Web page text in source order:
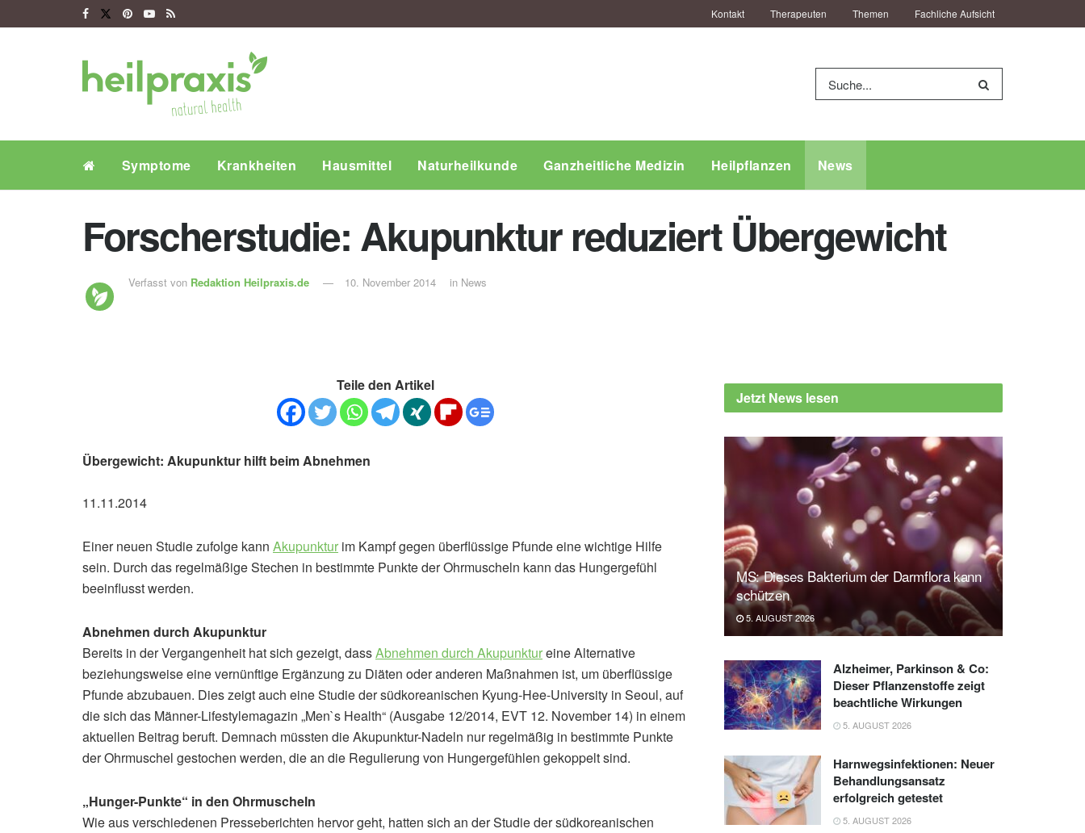
Kontakt Therapeuten Themen Fachliche Aufsicht
Symptome Krankheiten Hausmittel Naturheilkunde Ganzheitliche Medizin Heilpflanzen News
Forscherstudie: Akupunktur reduziert Übergewicht
Verfasst von Redaktion Heilpraxis.de 10. November 2014 in News
Teile den Artikel
Übergewicht: Akupunktur hilft beim Abnehmen
11.11.2014
Einer neuen Studie zufolge kann Akupunktur im Kampf gegen überflüssige Pfunde eine wichtige Hilfe
sein. Durch das regelmäßige Stechen in bestimmte Punkte der Ohrmuscheln kann das Hungergefühl
beeinflusst werden.
Abnehmen durch Akupunktur
Bereits in der Vergangenheit hat sich gezeigt, dassAbnehmen durch Akupunktureine Alternative
beziehungsweise eine vernünftige Ergänzung zu Diäten oder anderen Maßnahmen ist, um überflüssige
Pfunde abzubauen. Dies zeigt auch eine Studie der südkoreanischen Kyung-Hee-University in Seoul, auf
die sich das Männer-Lifestylemagazin „Men`s Health“ (Ausgabe 12/2014, EVT 12. November 14) in einem
aktuellen Beitrag beruft. Demnach müssten die Akupunktur-Nadeln nur regelmäßig in bestimmte Punkte
der Ohrmuschel gestochen werden, die an die Regulierung von Hungergefühlen gekoppelt sind.
„Hunger-Punkte“ in den Ohrmuscheln
Wie aus verschiedenen Presseberichten hervor geht, hatten sich an der Studie der südkoreanischen
Jetzt News lesen
MS: Dieses Bakterium der Darmflora kann
schützen
5. AUGUST 2026
Alzheimer, Parkinson & Co:
Dieser Pflanzenstoffe zeigt
beachtliche Wirkungen
5. AUGUST 2026
Harnwegsinfektionen: Neuer
Behandlungsansatz
erfolgreich getestet
5. AUGUST 2026